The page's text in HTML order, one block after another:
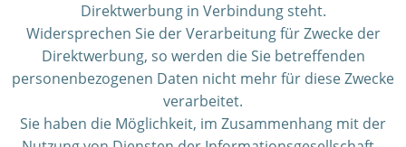
Direktwerbung in Verbindung steht.
Widersprechen Sie der Verarbeitung für Zwecke der
Direktwerbung, so werden die Sie betreffenden
personenbezogenen Daten nicht mehr für diese Zwecke
verarbeitet.
Sie haben die Möglichkeit, im Zusammenhang mit der